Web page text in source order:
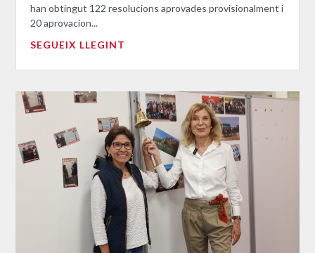
han obtingut 122 resolucions aprovades provisionalment i
20 aprovacion...
SEGUEIX LLEGINT